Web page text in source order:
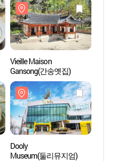
Vieille Maison
Gansong(간송옛집)
Dooly
Museum(둘리뮤지엄)